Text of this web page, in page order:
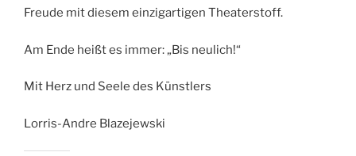
Freude mit diesem einzigartigen Theaterstoff.
Am Ende heißt es immer: „Bis neulich!“
Mit Herz und Seele des Künstlers
Lorris-Andre Blazejewski